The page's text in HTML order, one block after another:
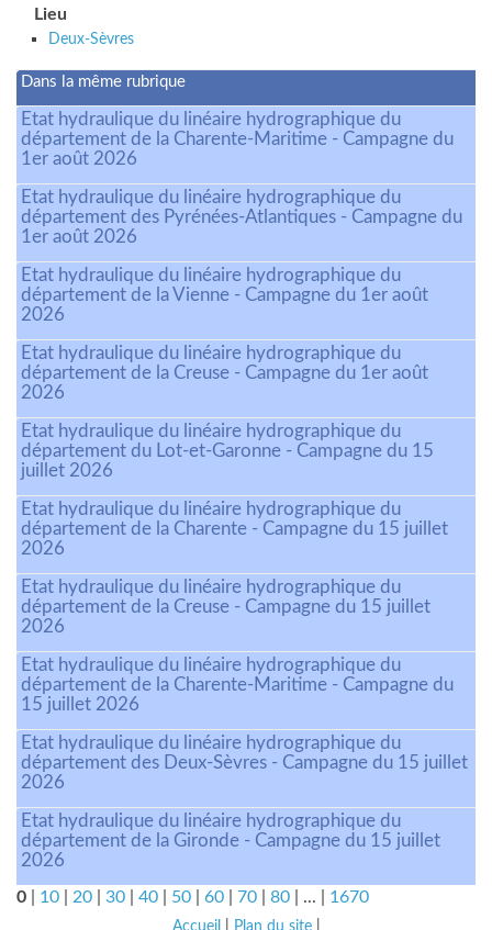
Lieu
Deux-Sèvres
Dans la même rubrique
Etat hydraulique du linéaire hydrographique du
département de la Charente-Maritime - Campagne du
1er août 2026
Etat hydraulique du linéaire hydrographique du
département des Pyrénées-Atlantiques - Campagne du
1er août 2026
Etat hydraulique du linéaire hydrographique du
département de la Vienne - Campagne du 1er août
2026
Etat hydraulique du linéaire hydrographique du
département de la Creuse - Campagne du 1er août
2026
Etat hydraulique du linéaire hydrographique du
département du Lot-et-Garonne - Campagne du 15
juillet 2026
Etat hydraulique du linéaire hydrographique du
département de la Charente - Campagne du 15 juillet
2026
Etat hydraulique du linéaire hydrographique du
département de la Creuse - Campagne du 15 juillet
2026
Etat hydraulique du linéaire hydrographique du
département de la Charente-Maritime - Campagne du
15 juillet 2026
Etat hydraulique du linéaire hydrographique du
département des Deux-Sèvres - Campagne du 15 juillet
2026
Etat hydraulique du linéaire hydrographique du
département de la Gironde - Campagne du 15 juillet
2026
0 10 20 30 40 50 60 70 80 ... 1670
Accueil Plan du site|